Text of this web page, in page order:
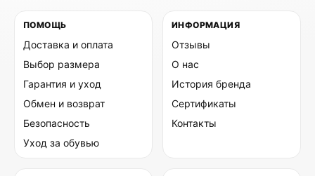
ПОМОЩЬ
Доставка и оплата
Выбор размера
Гарантия и уход
Обмен и возврат
Безопасность
Уход за обувью
ИНФОРМАЦИЯ
Отзывы
О нас
История бренда
Сертификаты
Контакты